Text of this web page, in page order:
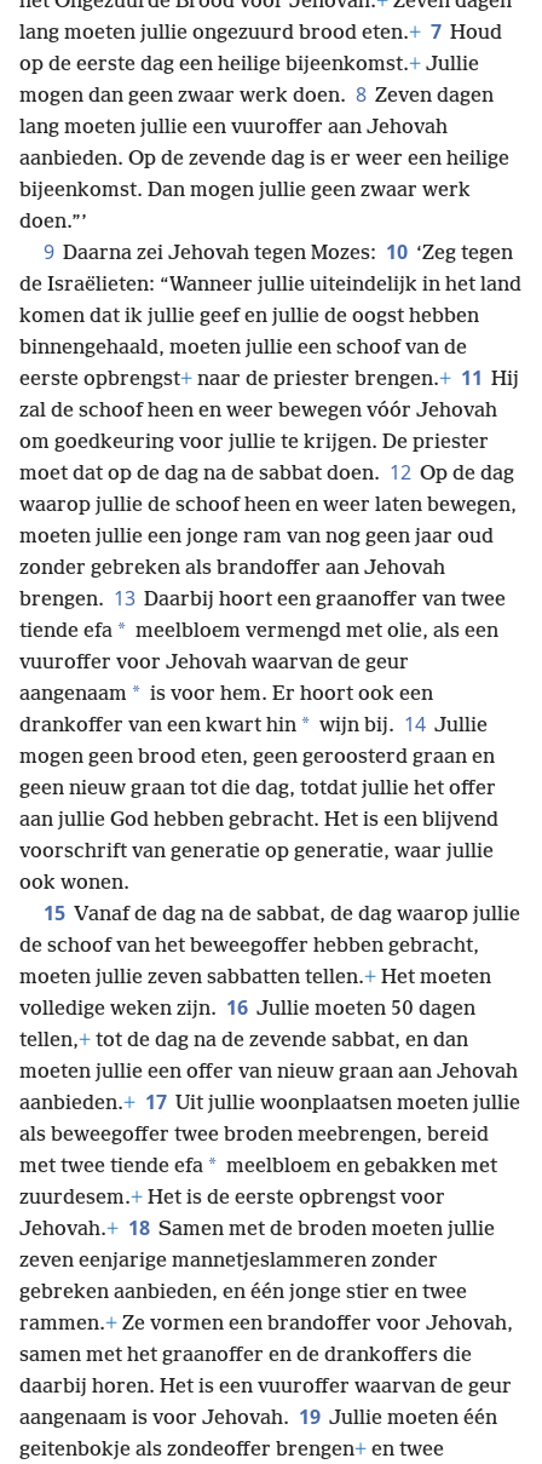
lang moeten jullie ongezuurd brood eten.+ 7 Houd
op de eerste dag een heilige bijeenkomst.+ Jullie
mogen dan geen zwaar werk doen. 8 Zeven dagen
lang moeten jullie een vuuroffer aan Jehovah
aanbieden. Op de zevende dag is er weer een heilige
bijeenkomst. Dan mogen jullie geen zwaar werk
doen.”’
9 Daarna zei Jehovah tegen Mozes: 10 ‘Zeg tegen
de Israëlieten: “Wanneer jullie uiteindelijk in het land
komen dat ik jullie geef en jullie de oogst hebben
binnengehaald, moeten jullie een schoof van de
eerste opbrengst+ naar de priester brengen.+ 11 Hij
zal de schoof heen en weer bewegen vóór Jehovah
om goedkeuring voor jullie te krijgen. De priester
moet dat op de dag na de sabbat doen. 12 Op de dag
waarop jullie de schoof heen en weer laten bewegen,
moeten jullie een jonge ram van nog geen jaar oud
zonder gebreken als brandoffer aan Jehovah
brengen. 13 Daarbij hoort een graanoffer van twee
tiende efa * meelbloem vermengd met olie, als een
vuuroffer voor Jehovah waarvan de geur
aangenaam * is voor hem. Er hoort ook een
drankoffer van een kwart hin * wijn bij. 14 Jullie
mogen geen brood eten, geen geroosterd graan en
geen nieuw graan tot die dag, totdat jullie het offer
aan jullie God hebben gebracht. Het is een blijvend
voorschrift van generatie op generatie, waar jullie
ook wonen.
15 Vanaf de dag na de sabbat, de dag waarop jullie
de schoof van het beweegoffer hebben gebracht,
moeten jullie zeven sabbatten tellen.+ Het moeten
volledige weken zijn. 16 Jullie moeten 50 dagen
tellen,+ tot de dag na de zevende sabbat, en dan
moeten jullie een offer van nieuw graan aan Jehovah
aanbieden.+ 17 Uit jullie woonplaatsen moeten jullie
als beweegoffer twee broden meebrengen, bereid
met twee tiende efa * meelbloem en gebakken met
zuurdesem.+ Het is de eerste opbrengst voor
Jehovah.+ 18 Samen met de broden moeten jullie
zeven eenjarige mannetjeslammeren zonder
gebreken aanbieden, en één jonge stier en twee
rammen.+ Ze vormen een brandoffer voor Jehovah,
samen met het graanoffer en de drankoffers die
daarbij horen. Het is een vuuroffer waarvan de geur
aangenaam is voor Jehovah. 19 Jullie moeten één
geitenbokje als zondeoffer brengen+ en twee